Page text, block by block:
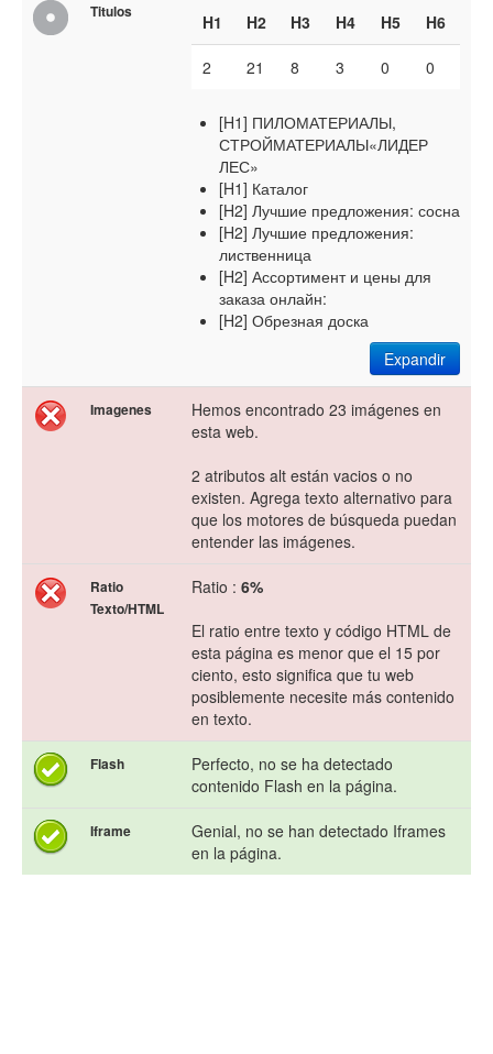
Titulos H1 H2 H3 H4 H5 H6
2 21 8 3 0 0
[H1] ПИЛОМАТЕРИАЛЫ,
СТРОЙМАТЕРИАЛЫ«ЛИДЕР
ЛЕС»
[H1] Каталог
[H2] Лучшие предложения: сосна
[H2] Лучшие предложения:
лиственница
[H2] Ассортимент и цены для
заказа онлайн:
[H2] Обрезная доска
Expandir
Imagenes
Hemos encontrado 23 imágenes en
esta web.
2 atributos alt están vacios o no
existen. Agrega texto alternativo para
que los motores de búsqueda puedan
entender las imágenes.
Ratio
Texto/HTML
Ratio : 6%
El ratio entre texto y código HTML de
esta página es menor que el 15 por
ciento, esto significa que tu web
posiblemente necesite más contenido
en texto.
Flash
Perfecto, no se ha detectado
contenido Flash en la página.
Iframe
Genial, no se han detectado Iframes
en la página.